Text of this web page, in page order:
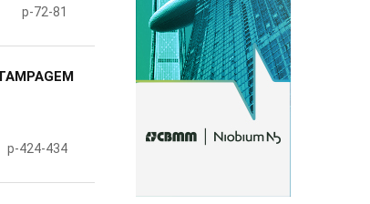
p-72-81
p-424-434